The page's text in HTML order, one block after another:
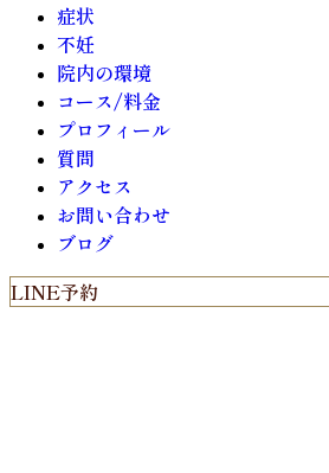
症状
不妊
院内の環境
コース/料金
プロフィール
質問
アクセス
お問い合わせ
ブログ
LINE予約